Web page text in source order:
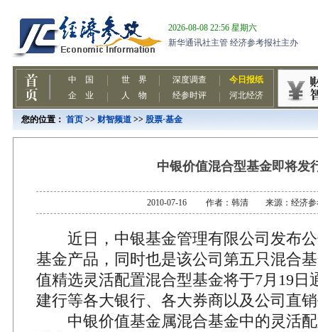
您的位置： 首页 >> 财智频道 >> 股票·基金
中银价值混合型基金即将发
2010-07-16 作者：韩清 来源：经济参
近日，中银基金管理有限公司发布公
基金产品，同时也是该公司第五只混合
值精选灵活配置混合型基金将于7月19日
建行等各大银行、各大券商以及公司直
中银价值基金属混合基金中的灵活配